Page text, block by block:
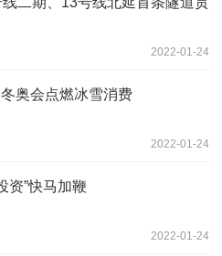
2022-01-24
奥会点燃冰雪消费
2022-01-24
资”快马加鞭
2022-01-24